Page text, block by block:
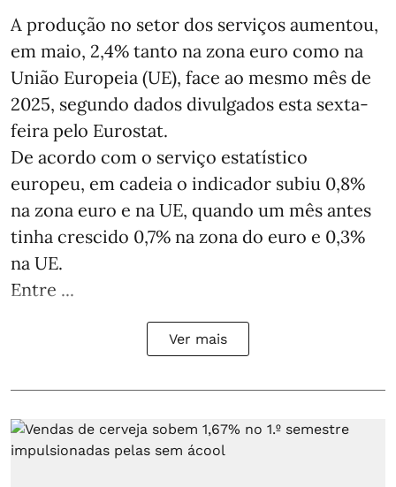
A produção no setor dos serviços aumentou,
em maio, 2,4% tanto na zona euro como na
União Europeia (UE), face ao mesmo mês de
2025, segundo dados divulgados esta sexta-
feira pelo Eurostat.
De acordo com o serviço estatístico
europeu, em cadeia o indicador subiu 0,8%
na zona euro e na UE, quando um mês antes
tinha crescido 0,7% na zona do euro e 0,3%
na UE.
Entre ...
Ver mais